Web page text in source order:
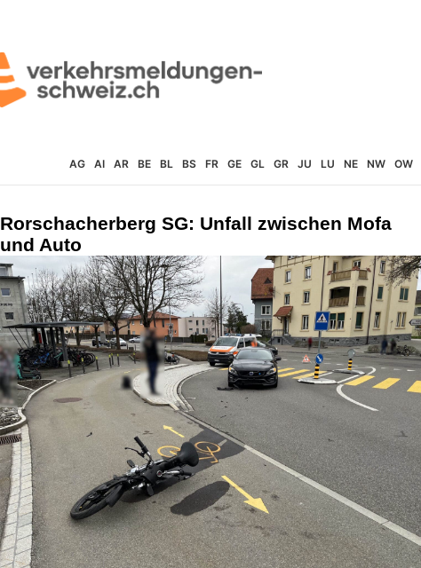
AG AI AR BE BL BS FR GE GL GR JU LU NE NW OW
Rorschacherberg SG: Unfall zwischen Mofa
und Auto